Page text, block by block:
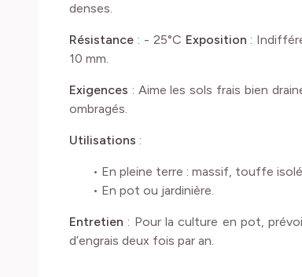
denses.
Résistance : - 25°C Exposition :
10 mm.
Exigences : Aime les sols frais bien
ombragés.
Utilisations :
• En pleine terre : massif, touffe
• En pot ou jardinière.
Entretien : Pour la culture en pot,
d’engrais deux fois par an.